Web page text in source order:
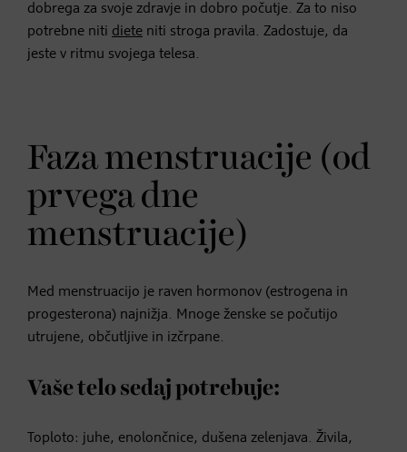
dobrega za svoje zdravje in dobro počutje. Za to niso
potrebne niti diete niti stroga pravila. Zadostuje, da
jeste v ritmu svojega telesa.
Faza menstruacije (od
prvega dne
menstruacije)
Med menstruacijo je raven hormonov (estrogena in
progesterona) najnižja. Mnoge ženske se počutijo
utrujene, občutljive in izčrpane.
Vaše telo sedaj potrebuje:
Toploto: juhe, enolončnice, dušena zelenjava. Živila,